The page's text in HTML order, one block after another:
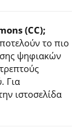
(CC);
το πιο
ψηφιακών
Για
ιστοσελίδα